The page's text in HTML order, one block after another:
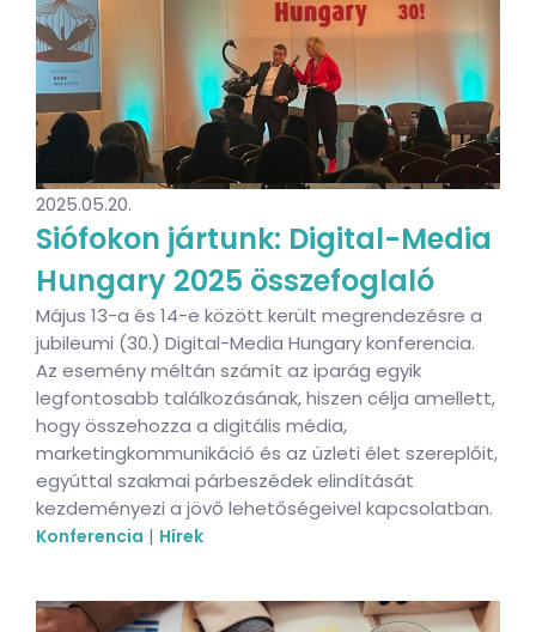
2025.05.20.
Siófokon jártunk: Digital-Media
Hungary 2025 összefoglaló
Május 13-a és 14-e között került megrendezésre a
jubileumi (30.) Digital-Media Hungary konferencia.
Az esemény méltán számít az iparág egyik
legfontosabb találkozásának, hiszen célja amellett,
hogy összehozza a digitális média,
marketingkommunikáció és az üzleti élet szereplőit,
egyúttal szakmai párbeszédek elindítását
kezdeményezi a jövő lehetőségeivel kapcsolatban.
Konferencia | Hírek